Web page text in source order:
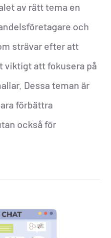
av rätt tema en
och
strävar efter att
viktigt att fokusera på
Dessa teman är
förbättra
också för